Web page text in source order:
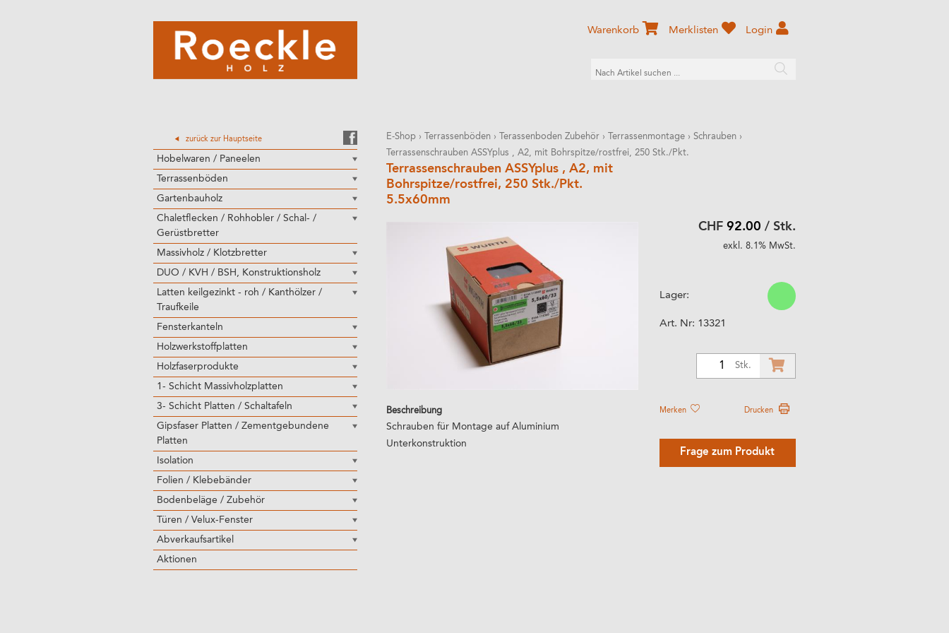
zurück zur Hauptseite
Hobelwaren / Paneelen
Terrassenböden
Gartenbauholz
Chaletflecken / Rohhobler / Schal- /
Gerüstbretter
Massivholz / Klotzbretter
DUO / KVH / BSH, Konstruktionsholz
Latten keilgezinkt - roh / Kanthölzer /
Traufkeile
Fensterkanteln
Holzwerkstoffplatten
Holzfaserprodukte
1- Schicht Massivholzplatten
3- Schicht Platten / Schaltafeln
Gipsfaser Platten / Zementgebundene
Platten
Isolation
Folien / Klebebänder
Bodenbeläge / Zubehör
Türen / Velux-Fenster
Abverkaufsartikel
Aktionen
Warenkorb Merklisten Login
E-Shop › Terrassenböden › Terassenboden Zubehör › Terrassenmontage › Schrauben ›
Terrassenschrauben ASSYplus , A2, mit Bohrspitze/rostfrei, 250 Stk./Pkt.
Terrassenschrauben ASSYplus , A2, mit
Bohrspitze/rostfrei, 250 Stk./Pkt.
5.5x60mm
Beschreibung
Schrauben für Montage auf Aluminium
Unterkonstruktion
CHF 92.00 / Stk.
exkl. 8.1% MwSt.
Lager:
Art. Nr: 13321
Stk.
Merken Drucken
Frage zum Produkt